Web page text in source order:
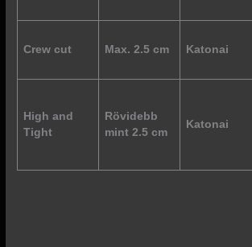
Crew cut Max. 2.5 cm Katonai
High and
Tight
Rövidebb
mint 2.5 cm
Katonai